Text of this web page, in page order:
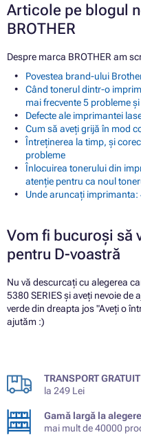
Articole pe blogul
BROTHER
Despre marca BROTHER am
Povestea brand-ului
Când tonerul dintr-o
mai frecvente 5 probleme
Defecte ale imprimantei
Cum să aveți grijă în mod
Întreținerea la timp, și
probleme
Înlocuirea tonerului din
atenție pentru ca noul
Unde aruncați
Vom fi bucuroși să
pentru D-voastră
Nu vă descurcați cu alegerea
5380 SERIES și aveți nevoie
verde din dreapta jos "Aveți o
ajutăm :)
TRANSPORT GRATUIT
la 249 Lei
Gamă largă la
mai mult de 40000